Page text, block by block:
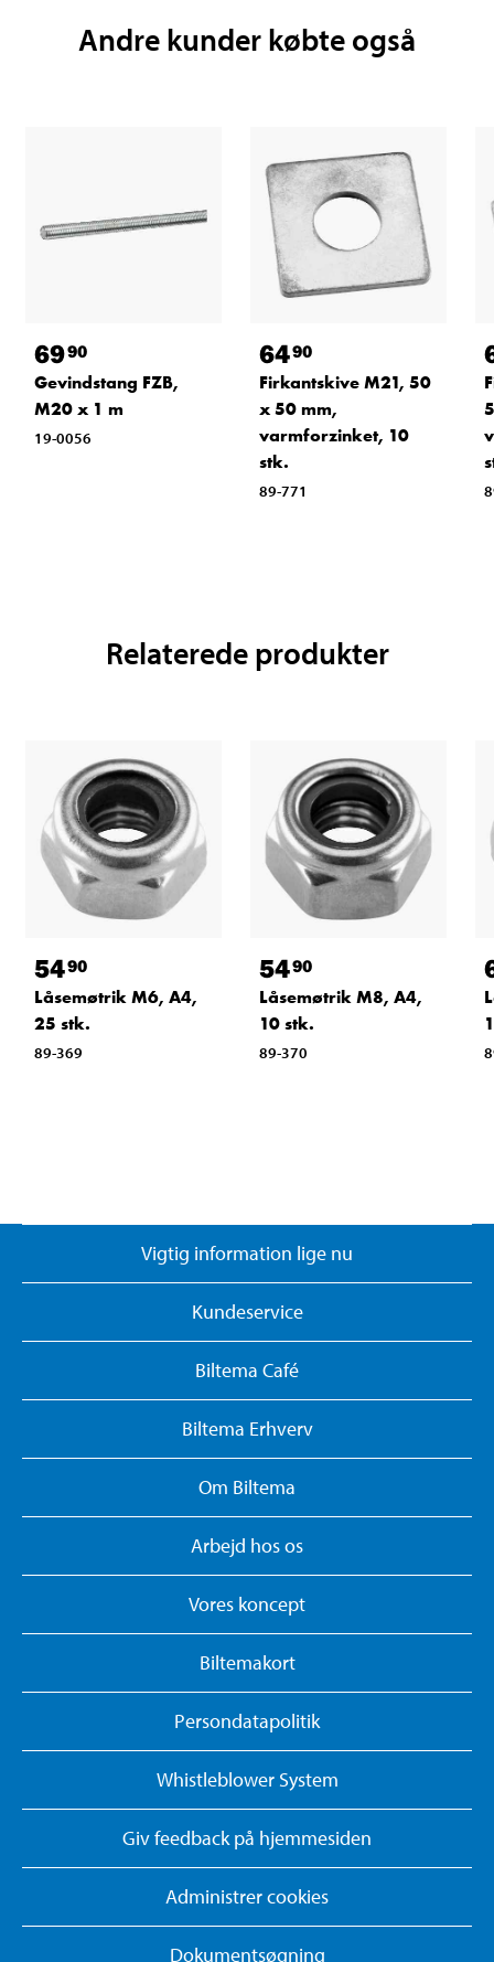
Andre kunder købte også
6990
Gevindstang FZB,
M20 x 1 m
19-0056
6490
Firkantskive M21, 50
x 50 mm,
varmforzinket, 10
stk.
89-771
Relaterede produkter
5490
Låsemøtrik M6, A4,
25 stk.
89-369
5490
Låsemøtrik M8, A4,
10 stk.
89-370
Vigtig information lige nu
Kundeservice
Biltema Café
Biltema Erhverv
Om Biltema
Arbejd hos os
Vores koncept
Biltemakort
Persondatapolitik
Whistleblower System
Giv feedback på hjemmesiden
Administrer cookies
Dokumentsøgning